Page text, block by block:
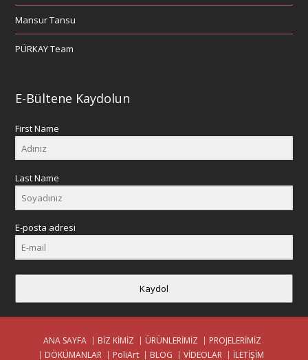
Mansur Tansu
PÜRKAY Team
E-Bültene Kaydolun
First Name
Last Name
E-posta adresi
Kaydol
ANA SAYFA BİZ KİMİZ ÜRÜNLERİMİZ
PROJELERİMİZ
DÖKÜMANLAR
PoliArt BLOG VİDEOLAR İLETİŞİM